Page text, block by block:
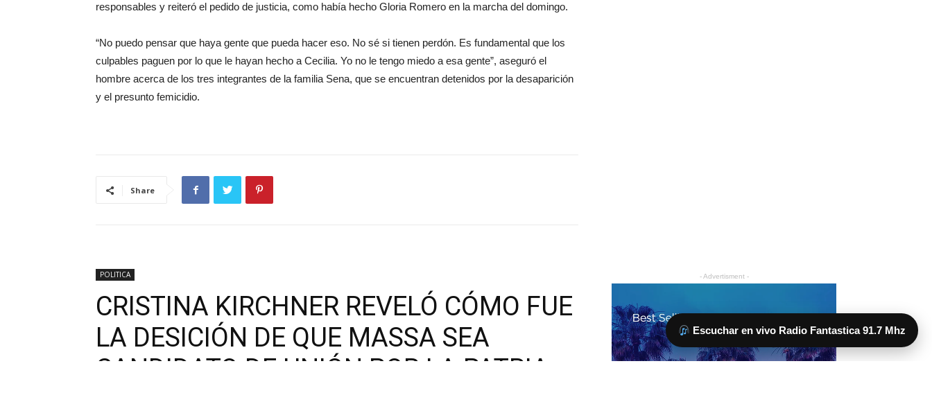
Escuchar en vivo Radio Fantastica 91.7 Mhz
responsables y reiteró el pedido de justicia, como había hecho Gloria Romero en la marcha del domingo.
“No puedo pensar que haya gente que pueda hacer eso. No sé si tienen perdón. Es fundamental que los
culpables paguen por lo que le hayan hecho a Cecilia. Yo no le tengo miedo a esa gente”, aseguró el
hombre acerca de los tres integrantes de la familia Sena, que se encuentran detenidos por la desaparición
y el presunto femicidio.
Share